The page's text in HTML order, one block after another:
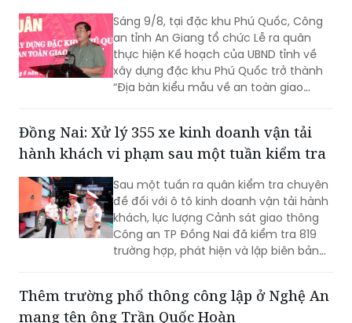
Sáng 9/8, tại đặc khu Phú Quốc, Công
an tỉnh An Giang tổ chức Lễ ra quân
thực hiện Kế hoạch của UBND tỉnh về
xây dựng đặc khu Phú Quốc trở thành
“Địa bàn kiểu mẫu về an toàn giao
Đồng Nai: Xử lý 355 xe kinh doanh vận tải
hành khách vi phạm sau một tuần kiểm tra
Sau một tuần ra quân kiểm tra chuyên
đề đối với ô tô kinh doanh vận tải hành
khách, lực lượng Cảnh sát giao thông
Công an TP Đồng Nai đã kiểm tra 819
trường hợp, phát hiện và lập biên bản
hóa trong khoang hành khách, chạy
quá tốc độ và dừng, đỗ không đúng nơi
Thêm trường phổ thông công lập ở Nghệ An
mang tên ông Trần Quốc Hoàn